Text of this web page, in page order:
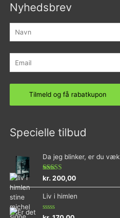
Nyhedsbrev
Specielle tilbud
Da jeg blinker, er du væk
Vurderet
ud af 5
kr. 200,00
Liv i himlen
Vurderet